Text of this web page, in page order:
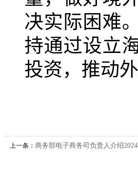
决实际困难
持通过设立
投资，推动
上一条： 商务部电子商务司负责人介绍